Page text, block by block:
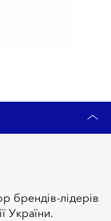
брендів-лідерів
України.